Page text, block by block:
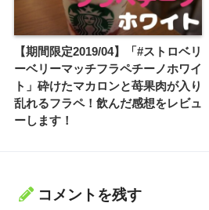
【期間限定2019/04】「#ストロベリ
ーベリーマッチフラペチーノホワイ
ト」砕けたマカロンと苺果肉が入り
乱れるフラペ！飲んだ感想をレビュ
ーします！
コメントを残す